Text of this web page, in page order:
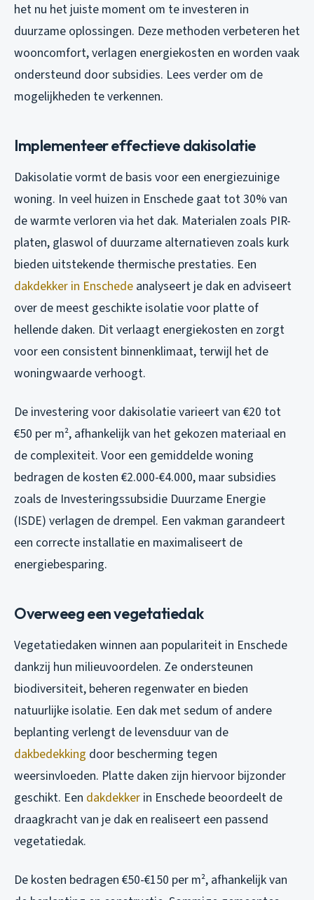
het nu het juiste moment om te investeren in
duurzame oplossingen. Deze methoden verbeteren het
wooncomfort, verlagen energiekosten en worden vaak
ondersteund door subsidies. Lees verder om de
mogelijkheden te verkennen.
Implementeer effectieve dakisolatie
Dakisolatie vormt de basis voor een energiezuinige
woning. In veel huizen in Enschede gaat tot 30% van
de warmte verloren via het dak. Materialen zoals PIR-
platen, glaswol of duurzame alternatieven zoals kurk
bieden uitstekende thermische prestaties. Een
dakdekker in Enschede analyseert je dak en adviseert
over de meest geschikte isolatie voor platte of
hellende daken. Dit verlaagt energiekosten en zorgt
voor een consistent binnenklimaat, terwijl het de
woningwaarde verhoogt.
De investering voor dakisolatie varieert van €20 tot
€50 per m², afhankelijk van het gekozen materiaal en
de complexiteit. Voor een gemiddelde woning
bedragen de kosten €2.000-€4.000, maar subsidies
zoals de Investeringssubsidie Duurzame Energie
(ISDE) verlagen de drempel. Een vakman garandeert
een correcte installatie en maximaliseert de
energiebesparing.
Overweeg een vegetatiedak
Vegetatiedaken winnen aan populariteit in Enschede
dankzij hun milieuvoordelen. Ze ondersteunen
biodiversiteit, beheren regenwater en bieden
natuurlijke isolatie. Een dak met sedum of andere
beplanting verlengt de levensduur van de
dakbedekking door bescherming tegen
weersinvloeden. Platte daken zijn hiervoor bijzonder
geschikt. Een dakdekker in Enschede beoordeelt de
draagkracht van je dak en realiseert een passend
vegetatiedak.
De kosten bedragen €50-€150 per m², afhankelijk van